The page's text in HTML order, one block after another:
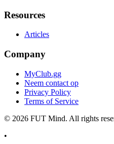
Resources
Articles
Company
MyClub.gg
Neem contact op
Privacy Policy
Terms of Service
© 2026 FUT Mind. All rights
•